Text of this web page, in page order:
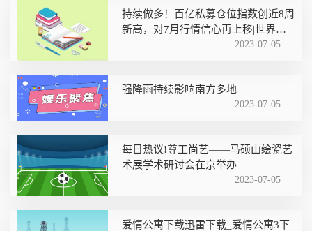
持续做多！百亿私募仓位指数创近8周
新高，对7月行情信心再上移|世界新
2023-07-05
强降雨持续影响南方多地
2023-07-05
每日热议!尊工尚艺——马硕山绘瓷艺
术展学术研讨会在京举办
2023-07-05
爱情公寓下载迅雷下载_爱情公寓3下